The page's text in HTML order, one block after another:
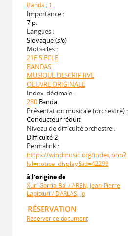
Banda ; 1
Importance :
7 p.
Langues :
Slovaque (slo)
Mots-clés :
21E SIECLE
BANDAS
MUSIQUE DESCRIPTIVE
OEUVRE ORIGINALE
Index. décimale :
280 Banda
Présentation musicale (orchestre) :
Conducteur réduit
Niveau de difficulté orchestre :
Difficulté 2
Permalink :
https://windmusic.org/index.php?
lvl=notice_display&id=42299
à l'origine de
Xuri Gorria Bai / AREN, Jean-Pierre
Lapitxuri / DARLAS, Jo
RÉSERVATION
Réserver ce document